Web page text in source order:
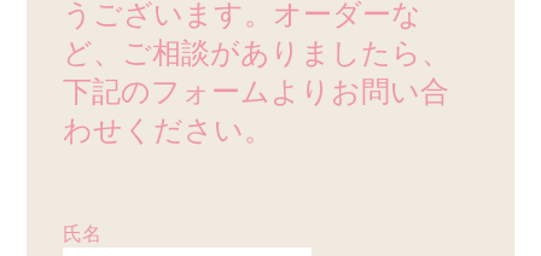
うございます。オーダーな
ど、ご相談がありましたら、
下記のフォームよりお問い合
わせください。
氏名